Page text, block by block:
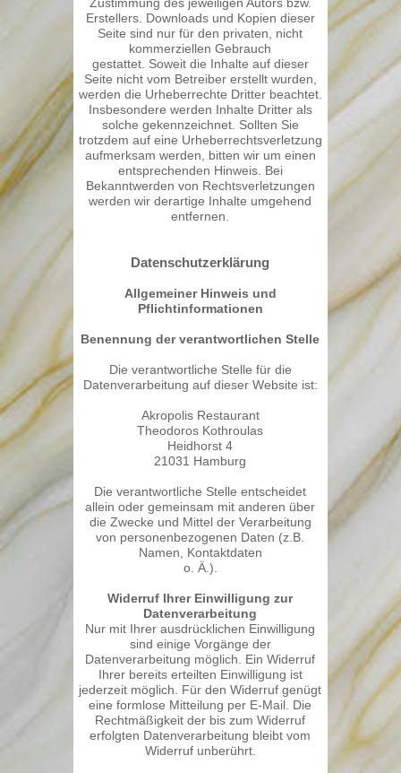
Erstellers. Downloads und Kopien dieser
Seite sind nur für den privaten, nicht
kommerziellen Gebrauch
gestattet. Soweit die Inhalte auf dieser
Seite nicht vom Betreiber erstellt wurden,
werden die Urheberrechte Dritter beachtet.
Insbesondere werden Inhalte Dritter als
solche gekennzeichnet. Sollten Sie
trotzdem auf eine Urheberrechtsverletzung
aufmerksam werden, bitten wir um einen
entsprechenden Hinweis. Bei
Bekanntwerden von Rechtsverletzungen
werden wir derartige Inhalte umgehend
entfernen.
Datenschutzerklärung
Allgemeiner Hinweis und
Pflichtinformationen
Benennung der verantwortlichen Stelle
Die verantwortliche Stelle für die
Datenverarbeitung auf dieser Website ist:
Akropolis Restaurant
Theodoros Kothroulas
Heidhorst 4
21031 Hamburg
Die verantwortliche Stelle entscheidet
allein oder gemeinsam mit anderen über
die Zwecke und Mittel der Verarbeitung
von personenbezogenen Daten (z.B.
Namen, Kontaktdaten
o. Ä.).
Widerruf Ihrer Einwilligung zur
Datenverarbeitung
Nur mit Ihrer ausdrücklichen Einwilligung
sind einige Vorgänge der
Datenverarbeitung möglich. Ein Widerruf
Ihrer bereits erteilten Einwilligung ist
jederzeit möglich. Für den Widerruf genügt
eine formlose Mitteilung per E-Mail. Die
Rechtmäßigkeit der bis zum Widerruf
erfolgten Datenverarbeitung bleibt vom
Widerruf unberührt.